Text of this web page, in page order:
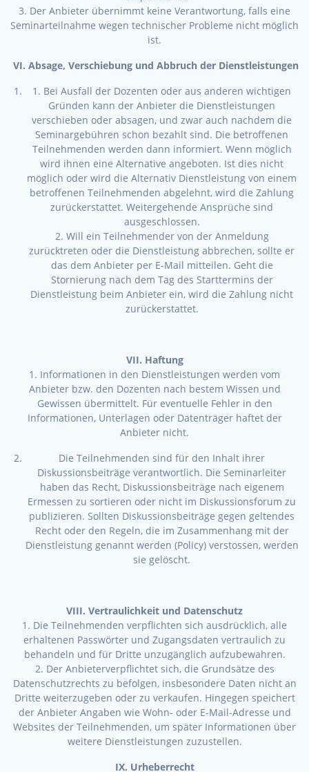
3. Der Anbieter übernimmt keine Verantwortung, falls eine
Seminarteilnahme wegen technischer Probleme nicht möglich
ist.
VI. Absage, Verschiebung und Abbruch der Dienstleistungen
1. Bei Ausfall der Dozenten oder aus anderen wichtigen
Gründen kann der Anbieter die Dienstleistungen
verschieben oder absagen, und zwar auch nachdem die
Seminargebühren schon bezahlt sind. Die betroffenen
Teilnehmenden werden dann informiert. Wenn möglich
wird ihnen eine Alternative angeboten. Ist dies nicht
möglich oder wird die Alternativ Dienstleistung von einem
betroffenen Teilnehmenden abgelehnt, wird die Zahlung
zurückerstattet. Weitergehende Ansprüche sind
ausgeschlossen.
2. Will ein Teilnehmender von der Anmeldung
zurücktreten oder die Dienstleistung abbrechen, sollte er
das dem Anbieter per E-Mail mitteilen. Geht die
Stornierung nach dem Tag des Starttermins der
Dienstleistung beim Anbieter ein, wird die Zahlung nicht
zurückerstattet.
VII. Haftung
1. Informationen in den Dienstleistungen werden vom
Anbieter bzw. den Dozenten nach bestem Wissen und
Gewissen übermittelt. Für eventuelle Fehler in den
Informationen, Unterlagen oder Datenträger haftet der
Anbieter nicht.
Die Teilnehmenden sind für den Inhalt ihrer
Diskussionsbeiträge verantwortlich. Die Seminarleiter
haben das Recht, Diskussionsbeiträge nach eigenem
Ermessen zu sortieren oder nicht im Diskussionsforum zu
publizieren. Sollten Diskussionsbeiträge gegen geltendes
Recht oder den Regeln, die im Zusammenhang mit der
Dienstleistung genannt werden (Policy) verstossen, werden
sie gelöscht.
VIII. Vertraulichkeit und Datenschutz
1. Die Teilnehmenden verpflichten sich ausdrücklich, alle
erhaltenen Passwörter und Zugangsdaten vertraulich zu
behandeln und für Dritte unzugänglich aufzubewahren.
2. Der Anbieterverpflichtet sich, die Grundsätze des
Datenschutzrechts zu befolgen, insbesondere Daten nicht an
Dritte weiterzugeben oder zu verkaufen. Hingegen speichert
der Anbieter Angaben wie Wohn- oder E-Mail-Adresse und
Websites der Teilnehmenden, um später Informationen über
weitere Dienstleistungen zuzustellen.
IX. Urheberrecht